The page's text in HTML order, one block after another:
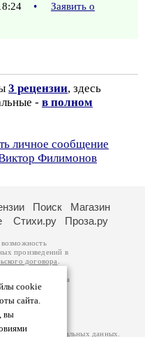
•
Заявить о
3 рецензии, здесь
- в полном
личное сообщение
Филимонов
cookie
сайта.
вы
Поиск
Магазин
Стихи.ру Проза.ру
произведений в
договора
авторам
возможна
вы можете
за
на
персональных данных